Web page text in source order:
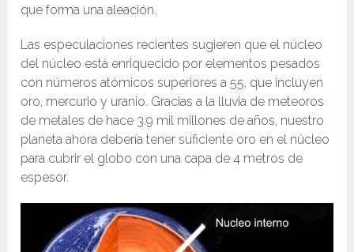
que forma una aleación.
Las especulaciones recientes sugieren que el núcleo
del núcleo está enriquecido por elementos pesados ​​
con números atómicos superiores a 55, que incluyen
oro, mercurio y uranio. Gracias a la lluvia de meteoros
de metales de hace 3.9 mil millones de años, nuestro
planeta ahora debería tener suficiente oro en el núcleo
para cubrir el globo con una capa de 4 metros de
espesor.